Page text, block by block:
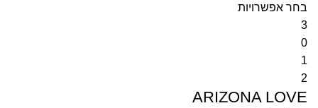
בחר אפשרויות
3
0
1
2
ARIZONA LOVE